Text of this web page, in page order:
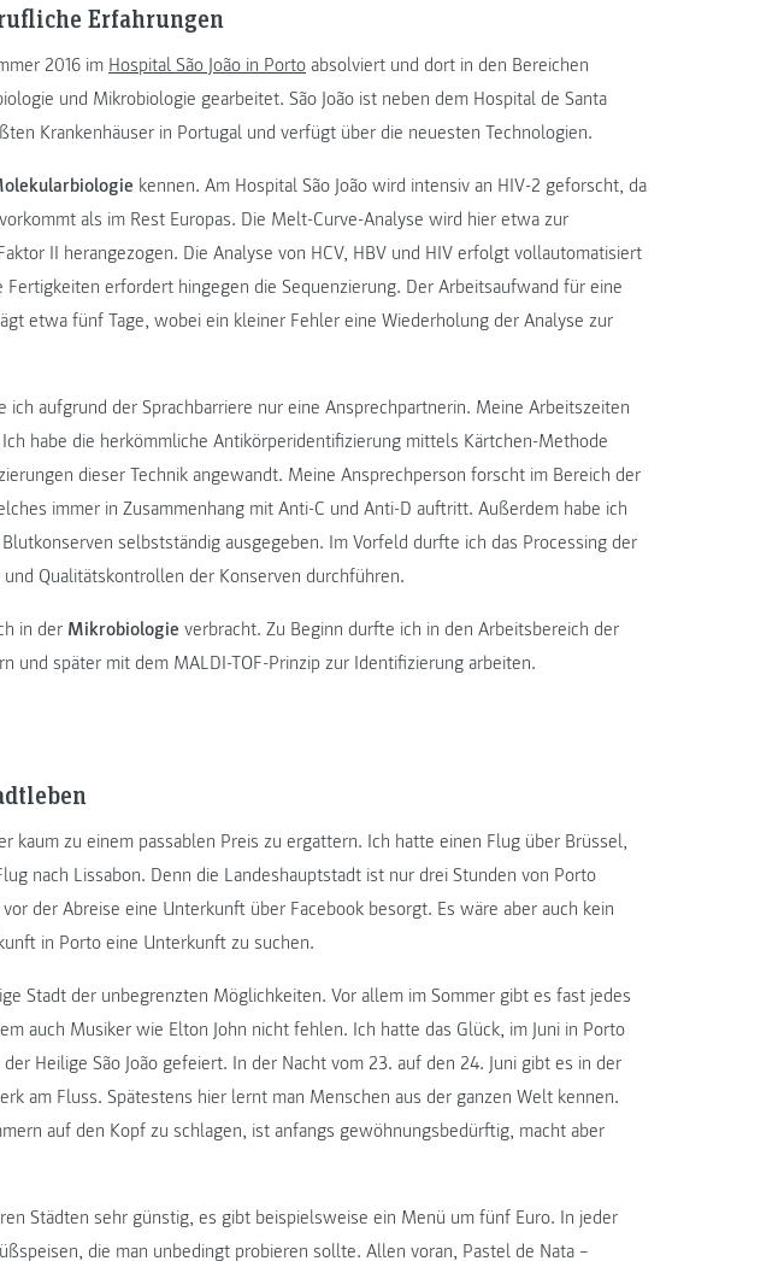
Erfahrungen
2016 im Hospital São João in Porto absolviert und dort in den Bereichen
und Mikrobiologie gearbeitet. São João ist neben dem Hospital de Santa
Krankenhäuser in Portugal und verfügt über die neuesten Technologien.
kennen. Am Hospital São João wird intensiv an HIV-2 geforscht, da
als im Rest Europas. Die Melt-Curve-Analyse wird hier etwa zur
II herangezogen. Die Analyse von HCV, HBV und HIV erfolgt vollautomatisiert
erfordert hingegen die Sequenzierung. Der Arbeitsaufwand für eine
etwa fünf Tage, wobei ein kleiner Fehler eine Wiederholung der Analyse zur
ich aufgrund der Sprachbarriere nur eine Ansprechpartnerin. Meine Arbeitszeiten
habe die herkömmliche Antikörperidentifizierung mittels Kärtchen-Methode
dieser Technik angewandt. Meine Ansprechperson forscht im Bereich der
immer in Zusammenhang mit Anti-C und Anti-D auftritt. Außerdem habe ich
selbstständig ausgegeben. Im Vorfeld durfte ich das Processing der
Qualitätskontrollen der Konserven durchführen.
in der Mikrobiologie verbracht. Zu Beginn durfte ich in den Arbeitsbereich der
und später mit dem MALDI-TOF-Prinzip zur Identifizierung arbeiten.
kaum zu einem passablen Preis zu ergattern. Ich hatte einen Flug über Brüssel,
nach Lissabon. Denn die Landeshauptstadt ist nur drei Stunden von Porto
der Abreise eine Unterkunft über Facebook besorgt. Es wäre aber auch kein
in Porto eine Unterkunft zu suchen.
Stadt der unbegrenzten Möglichkeiten. Vor allem im Sommer gibt es fast jedes
auch Musiker wie Elton John nicht fehlen. Ich hatte das Glück, im Juni in Porto
Heilige São João gefeiert. In der Nacht vom 23. auf den 24. Juni gibt es in der
am Fluss. Spätestens hier lernt man Menschen aus der ganzen Welt kennen.
auf den Kopf zu schlagen, ist anfangs gewöhnungsbedürftig, macht aber
Städten sehr günstig, es gibt beispielsweise ein Menü um fünf Euro. In jeder
die man unbedingt probieren sollte. Allen voran, Pastel de Nata –